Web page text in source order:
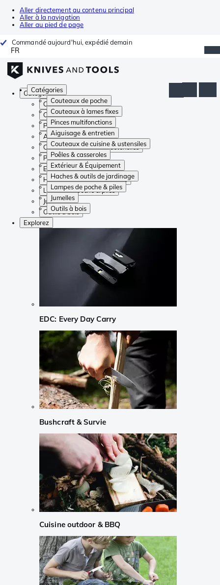
Aller directement au contenu principal
Aller à la navigation
Aller au pied de page
Commandé aujourd'hui, expédié demain
FR
Catégories
Couteaux de poche
Couteaux à lames fixes
Pinces multifonctions
Aiguisage & entretien
Couteaux de cuisine & ustensiles
Poêles & casseroles
Extérieur & Équipement
Haches & outils de jardinage
Lampes de poche & piles
Jumelles
Outils à bois
Catégories
Couteaux de poche
Couteaux à lames fixes
Pinces multifonctions
Aiguisage & entretien
Couteaux de cuisine & ustensiles
Poêles & casseroles
Extérieur & Équipement
Haches & outils de jardinage
Lampes de poche & piles
Jumelles
Outils à bois
Explorez
EDC: Every Day Carry
Bushcraft & Survie
Cuisine outdoor & BBQ